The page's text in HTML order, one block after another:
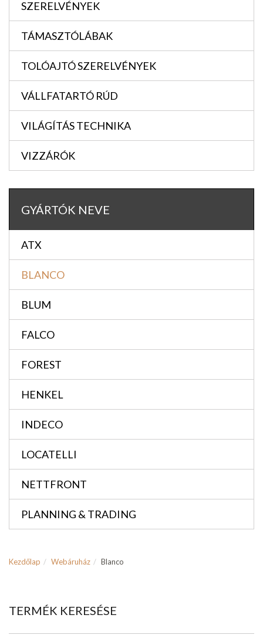
SZERELVÉNYEK
TÁMASZTÓLÁBAK
TOLÓAJTÓ SZERELVÉNYEK
VÁLLFATARTÓ RÚD
VILÁGÍTÁS TECHNIKA
VIZZÁRÓK
GYÁRTÓK NEVE
ATX
BLANCO
BLUM
FALCO
FOREST
HENKEL
INDECO
LOCATELLI
NETTFRONT
PLANNING & TRADING
Kezdőlap Webáruház Blanco
TERMÉK KERESÉSE